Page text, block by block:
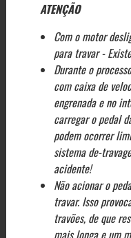
ATENÇÃO
Com o motor
para travar -
Durante o
com caixa de
engrenada e no
carregar o pedal
podem ocorrer
sistema de-
acidente!
Não acionar o
travar. Isso
travões, de que